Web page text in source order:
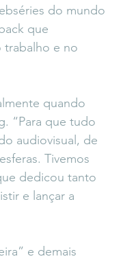
do mundo
que
trabalho e no
quando
“Para que tudo
audiovisual, de
Tivemos
dedicou tanto
e lançar a
e demais